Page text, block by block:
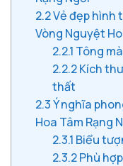
2.2Vẻ đẹp hình
Vòng Nguyệt
2.2.1 Tông
2.2.2Kích
thất
2.3Ý nghĩa
Hoa Tâm Rạng
2.3.1 Biểu
2.3.2Phù